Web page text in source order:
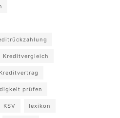
Kreditvergleich
Kreditvertrag
prüfen
KSV lexikon